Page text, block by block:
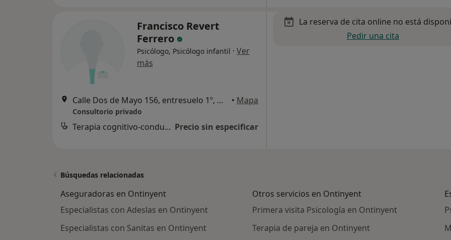
Francisco Revert
Ferrero
Psicólogo, Psicólogo infantil · Ver
más
Calle Dos de Mayo 156, entresuelo 1º, Ontinyent • Mapa
Consultorio privado
Terapia cognitivo-conductual Precio sin especificar
La reserva de cita online no está
Pedir una cita
Búsquedas relacionadas
Aseguradoras en Ontinyent
Especialistas con Adeslas en Ontinyent
Especialistas con Sanitas en Ontinyent
Otros servicios en Ontinyent
Primera visita Psicología en Ontinyent
Terapia de pareja en Ontinyent